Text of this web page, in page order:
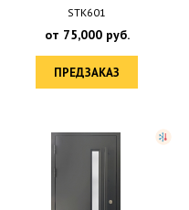
STK601
от 75,000руб.
ПРЕДЗАКАЗ